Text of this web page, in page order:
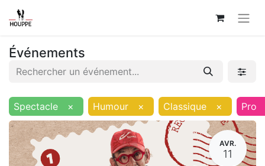
Événements
Spectacle × Humour × Classique × Pro
AVR.
11